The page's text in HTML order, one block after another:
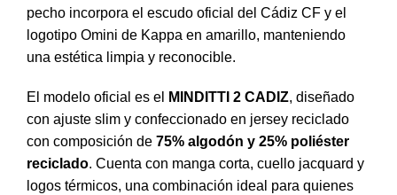
pecho incorpora el escudo oficial del Cádiz CF y el
logotipo Omini de Kappa en amarillo, manteniendo
una estética limpia y reconocible.
El modelo oficial es el MINDITTI 2 CADIZ, diseñado
con ajuste slim y confeccionado en jersey reciclado
con composición de 75% algodón y 25% poliéster
reciclado. Cuenta con manga corta, cuello jacquard y
logos térmicos, una combinación ideal para quienes